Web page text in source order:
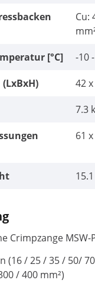
Cu:
[°C]
-10
42
7.3
61
Crimpzange MSW-
(16 / 25 / 35 / 50/
/ 400 mm²)